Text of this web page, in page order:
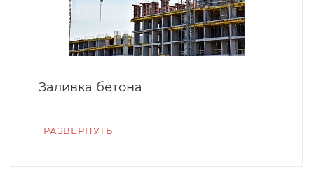
Заливка бетона
РАЗВЕРНУТЬ